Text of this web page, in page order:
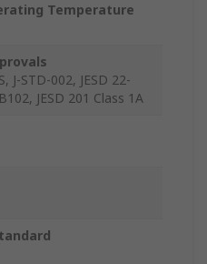
Temperature
J-STD-002, JESD 22-
JESD 201 Class 1A